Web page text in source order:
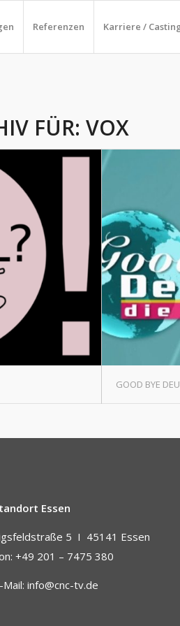
Referenzen Karriere /
FÜR: VOX
GOOD BYE
Essen
5 I 45141 Essen
+49 201 – 7475 380
Mail: info@cnc-tv.de